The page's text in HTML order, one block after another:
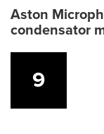
Aston
condensator
9
9